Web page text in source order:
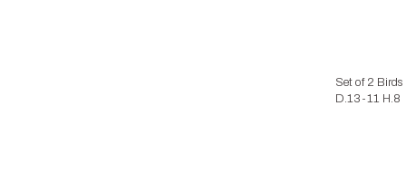
Set of 2
D.13-11 H.8